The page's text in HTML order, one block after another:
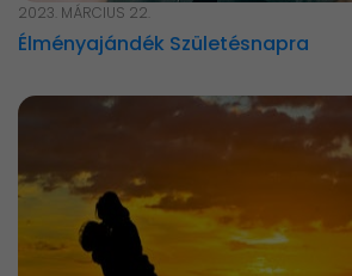
2023. MÁRCIUS 22.
Élményajándék Születésnapra